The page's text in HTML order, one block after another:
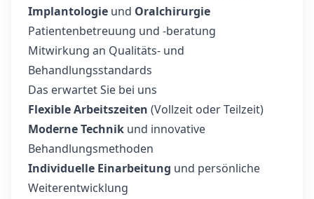
Implantologie und Oralchirurgie
Patientenbetreuung und -beratung
Mitwirkung an Qualitäts- und
Behandlungsstandards
Das erwartet Sie bei uns
Flexible Arbeitszeiten (Vollzeit oder Teilzeit)
Moderne Technik und innovative
Behandlungsmethoden
Individuelle Einarbeitung und persönliche
Weiterentwicklung